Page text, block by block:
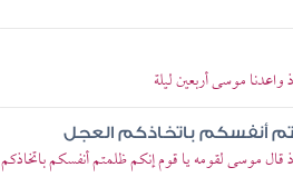
واعدنا موسى أربعين ليلة
أنفسكم باتخاذكم العجل
قال موسى لقومه يا قوم إنكم ظلمتم أنفسكم باتخاذكم